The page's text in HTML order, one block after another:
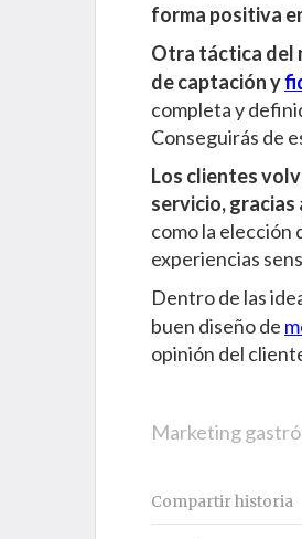
forma positiva
Otra táctica del
de captación y
completa y
Conseguirás de
Los clientes
servicio,gracias
como la elección
experiencias
Dentro de las
buen diseño de
opinión del
Marketing
Compartir historia